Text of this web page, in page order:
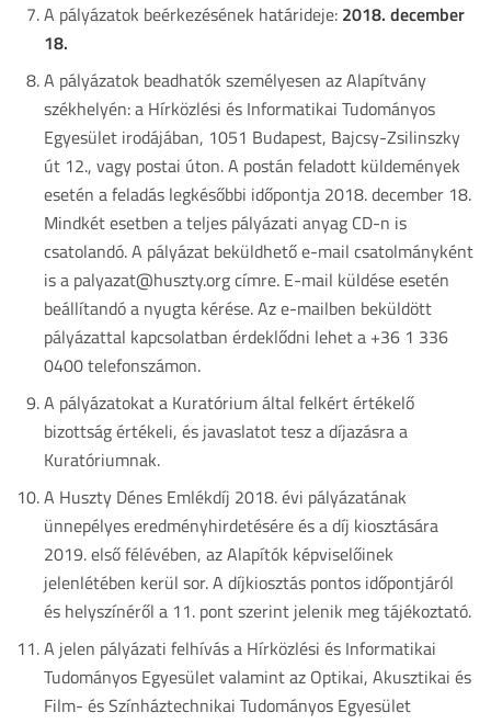
A pályázatok beérkezésének határideje: 2018. december
18.
A pályázatok beadhatók személyesen az Alapítvány
székhelyén: a Hírközlési és Informatikai Tudományos
Egyesület irodájában, 1051 Budapest, Bajcsy-Zsilinszky
út 12., vagy postai úton. A postán feladott küldemények
esetén a feladás legkésőbbi időpontja 2018. december 18.
Mindkét esetben a teljes pályázati anyag CD-n is
csatolandó. A pályázat beküldhető e-mail csatolmányként
is a palyazat@huszty.org címre. E-mail küldése esetén
beállítandó a nyugta kérése. Az e-mailben beküldött
pályázattal kapcsolatban érdeklődni lehet a +36 1 336
0400 telefonszámon.
A pályázatokat a Kuratórium által felkért értékelő
bizottság értékeli, és javaslatot tesz a díjazásra a
Kuratóriumnak.
A Huszty Dénes Emlékdíj 2018. évi pályázatának
ünnepélyes eredményhirdetésére és a díj kiosztására
2019. első félévében, az Alapítók képviselőinek
jelenlétében kerül sor. A díjkiosztás pontos időpontjáról
és helyszínéről a 11. pont szerint jelenik meg tájékoztató.
A jelen pályázati felhívás a Hírközlési és Informatikai
Tudományos Egyesület valamint az Optikai, Akusztikai és
Film- és Színháztechnikai Tudományos Egyesület